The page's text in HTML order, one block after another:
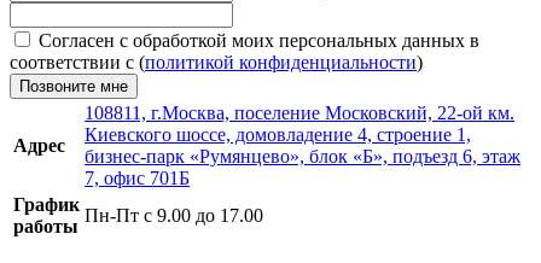
Согласен с обработкой моих персональных данных в
соответствии с (политикой конфиденциальности)
Позвоните мне
Адрес
108811, г.Москва, поселение Московский, 22-ой км.
Киевского шоссе, домовладение 4, строение 1,
бизнес-парк «Румянцево», блок «Б», подъезд 6, этаж
7, офис 701Б
График
работы
Пн-Пт с 9.00 до 17.00